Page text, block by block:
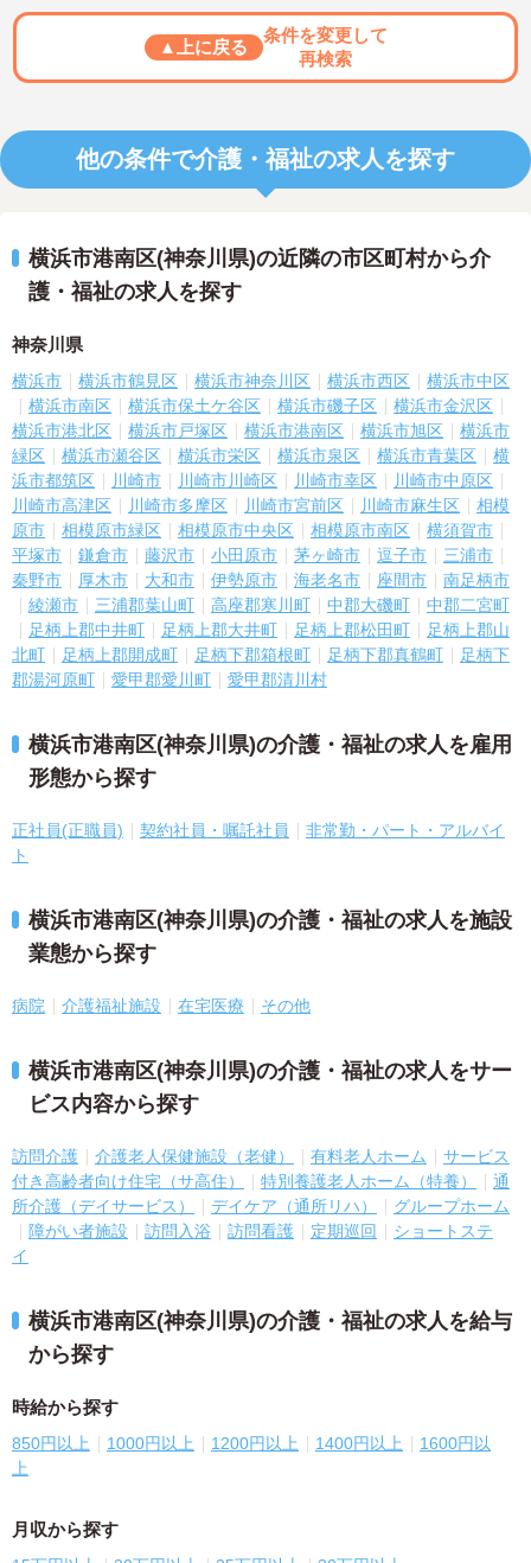
▲上に戻る
条件を変更して
再検索
他の条件で介護・福祉の求人を探す
横浜市港南区(神奈川県)の近隣の市区町村から介
護・福祉の求人を探す
神奈川県
横浜市 横浜市鶴見区 横浜市神奈川区 横浜市西区
横浜市中区
横浜市南区
横浜市保土ケ谷区 横浜市磯子区
横浜市金沢区
横浜市港北区
横浜市戸塚区 横浜市港南区 横浜市旭区
横浜市
緑区
横浜市瀬谷区 横浜市栄区 横浜市泉区 横浜市青葉区
横
浜市都筑区
川崎市 川崎市川崎区 川崎市幸区
川崎市中原区
川崎市高津区
川崎市多摩区 川崎市宮前区 川崎市麻生区
相模
原市
相模原市緑区 相模原市中央区 相模原市南区
横須賀市
平塚市
鎌倉市 藤沢市 小田原市 茅ヶ崎市 逗子市
三浦市
秦野市
厚木市 大和市 伊勢原市 海老名市 座間市
南足柄市
綾瀬市
三浦郡葉山町 高座郡寒川町 中郡大磯町
中郡二宮町
足柄上郡中井町
足柄上郡大井町 足柄上郡松田町
足柄上郡山
北町
足柄上郡開成町 足柄下郡箱根町 足柄下郡真鶴町
足柄下
郡湯河原町
愛甲郡愛川町 愛甲郡清川村
横浜市港南区(神奈川県)の介護・福祉の求人を雇用
形態から探す
正社員(正職員) 契約社員・嘱託社員
非常勤・パート・アルバイ
ト
横浜市港南区(神奈川県)の介護・福祉の求人を施設
業態から探す
病院 介護福祉施設 在宅医療 その他
横浜市港南区(神奈川県)の介護・福祉の求人をサー
ビス内容から探す
訪問介護 介護老人保健施設（老健） 有料老人ホーム
サービス
付き高齢者向け住宅（サ高住）
特別養護老人ホーム（特養）
通
所介護（デイサービス）
デイケア（通所リハ）
グループホーム
障がい者施設
訪問入浴 訪問看護 定期巡回
ショートステ
イ
横浜市港南区(神奈川県)の介護・福祉の求人を給与
から探す
時給から探す
850円以上 1000円以上 1200円以上 1400円以上
1600円以
上
月収から探す